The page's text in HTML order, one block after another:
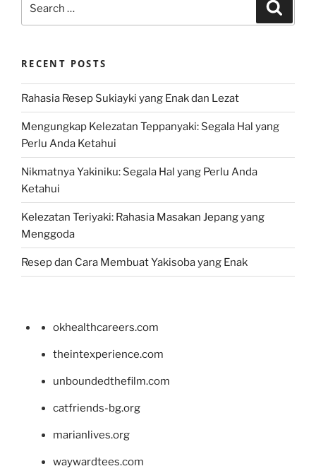
RECENT POSTS
Rahasia Resep Sukiayki yang Enak dan Lezat
Mengungkap Kelezatan Teppanyaki: Segala Hal yang
Perlu Anda Ketahui
Nikmatnya Yakiniku: Segala Hal yang Perlu Anda
Ketahui
Kelezatan Teriyaki: Rahasia Masakan Jepang yang
Menggoda
Resep dan Cara Membuat Yakisoba yang Enak
okhealthcareers.com
theintexperience.com
unboundedthefilm.com
catfriends-bg.org
marianlives.org
waywardtees.com